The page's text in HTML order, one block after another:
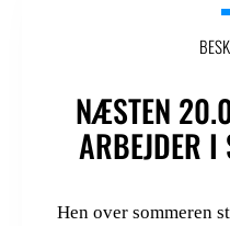
NÆSTEN
ARBEJDER I
Hen over sommeren